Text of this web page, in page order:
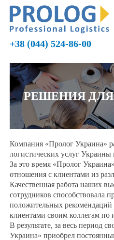
+38 (044) 524-86-00
РЕШЕНИЯ
Компания «Пролог Украина»
логистических услуг Украины
За это время «Пролог
отношения с клиентами из
Качественная работа наших
сотрудников способствовала
положительных
клиентами своим коллегам по
В результате, за весь период
Украина» приобрел